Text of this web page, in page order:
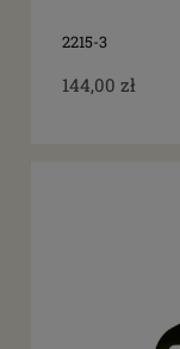
2215-3
144,00 zł